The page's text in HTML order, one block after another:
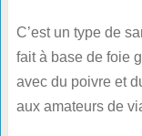
C’est un type de
fait à base de foie
avec du poivre et
aux amateurs de